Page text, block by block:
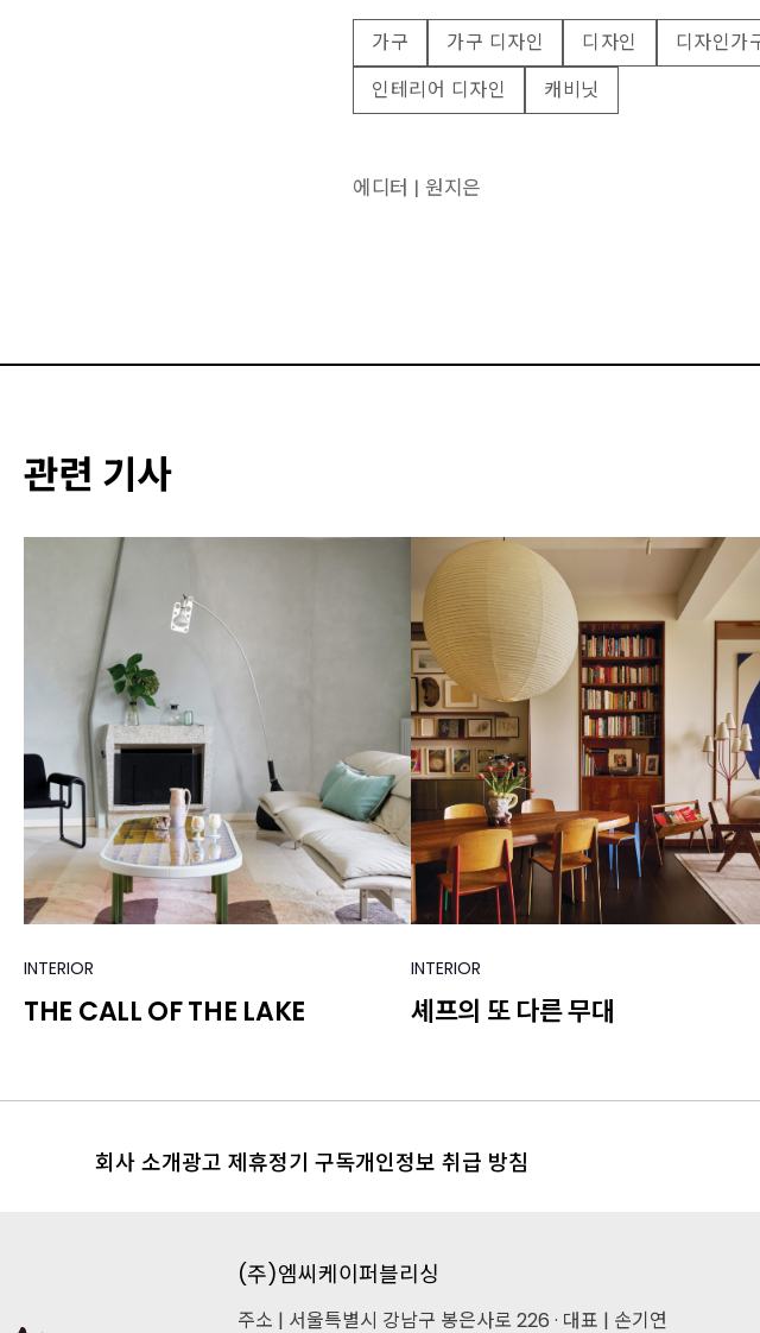
가구 가구 디자인 디자인 디자인가
인테리어 디자인
캐비닛
에디터 | 원지은
관련 기사
INTERIOR
THE CALL OF THE LAKE
INTERIOR
셰프의 또 다른 무대
회사 소개광고 제휴정기 구독개인정보 취급 방침
(주)엠씨케이퍼블리싱
주소 | 서울특별시 강남구 봉은사로 226 · 대표 | 손기연